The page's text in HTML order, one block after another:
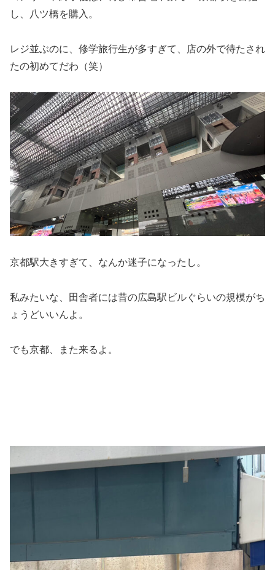
し、八ツ橋を購入。
レジ並ぶのに、修学旅行生が多すぎて、店の外で待たされ
たの初めてだわ（笑）
京都駅大きすぎて、なんか迷子になったし。
私みたいな、田舎者には昔の広島駅ビルぐらいの規模がち
ょうどいいんよ。
でも京都、また来るよ。